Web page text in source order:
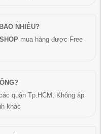
NHIÊU?
SHOP mua hàng được Free
quận Tp.HCM, Không áp
khác